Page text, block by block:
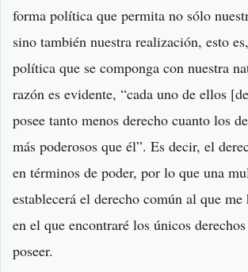
forma política que permita no sólo
sino también nuestra realización, esto
política que se componga con nuestra
razón es evidente, “cada uno de ellos
posee tanto menos derecho cuanto los
más poderosos que él”. Es decir, el
en términos de poder, por lo que una
establecerá el derecho común al que
en el que encontraré los únicos
poseer.